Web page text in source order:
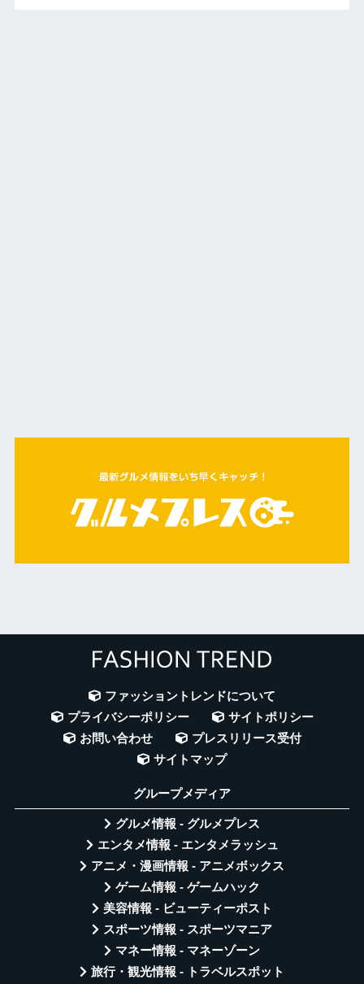
ファッショントレンドについて
プライバシーポリシー
サイトポリシー
お問い合わせ
プレスリリース受付
サイトマップ
グループメディア
グルメ情報 - グルメプレス
エンタメ情報 - エンタメラッシュ
アニメ・漫画情報 - アニメボックス
ゲーム情報 - ゲームハック
美容情報 - ビューティーポスト
スポーツ情報 - スポーツマニア
マネー情報 - マネーゾーン
旅行・観光情報 - トラベルスポット